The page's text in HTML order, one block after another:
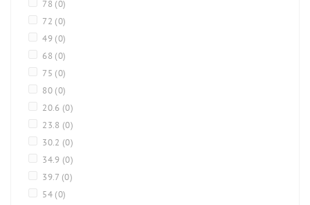
78 (0)
72 (0)
49 (0)
68 (0)
75 (0)
80 (0)
20.6 (0)
23.8 (0)
30.2 (0)
34.9 (0)
39.7 (0)
54 (0)